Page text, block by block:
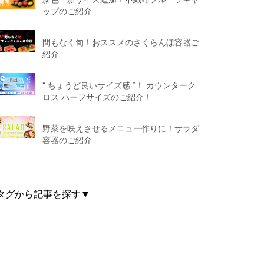
ップのご紹介
間もなく旬！おススメのさくらんぼ容器ご
紹介
“ ちょうど良いサイズ感 ”！ カウンターク
ロス ハーフサイズのご紹介！
野菜を映えさせるメニュー作りに！サラダ
容器のご紹介
グから記事を探す▼